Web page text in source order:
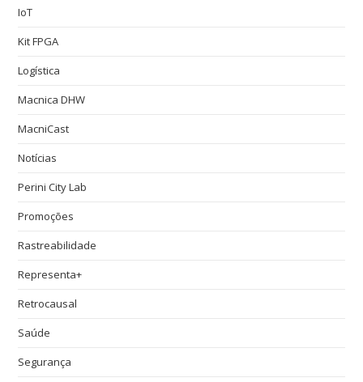
IoT
Kit FPGA
Logística
Macnica DHW
MacniCast
Notícias
Perini City Lab
Promoções
Rastreabilidade
Representa+
Retrocausal
Saúde
Segurança